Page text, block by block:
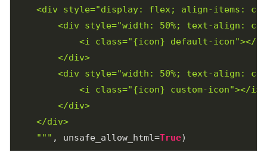
<div style="display: flex; align-items:
<div style="width: 50%; text-align:
            <i class="
{icon} default-icon"></i>
        </div>
<div style="width: 50%; text-align:
            <i class="
{icon} custom-icon"></i>
        </div>
    </div>
    """
, unsafe_allow_html=True